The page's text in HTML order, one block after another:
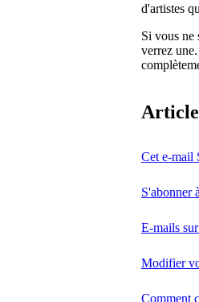
d'artistes
Si vous ne
verrez
Cet e-mail
S'abonner
E-mails
Modifier
Comment